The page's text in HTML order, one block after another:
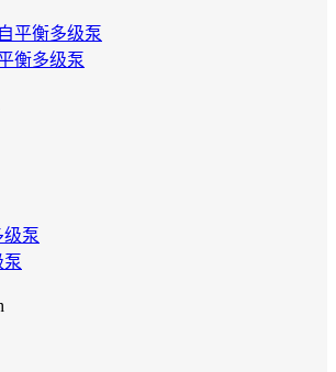
衡多级泵